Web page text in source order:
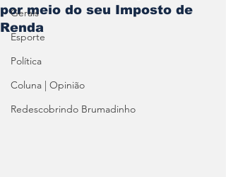
Gerais
Esporte
Política
Coluna | Opinião
Redescobrindo Brumadinho
por meio do seu Imposto de
Renda